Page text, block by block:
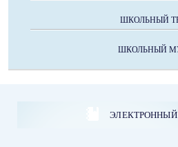
ШКОЛЬНЫЙ
ШКОЛЬНЫЙ